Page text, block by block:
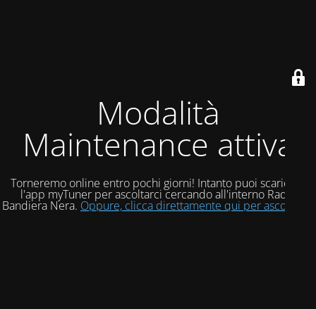
Modalità
Maintenance attiva
Torneremo online entro pochi giorni! Intanto puoi scaricare
l'app myTuner per ascoltarci cercando all'interno Radio
Bandiera Nera. Oppure, clicca direttamente qui per ascoltarci!